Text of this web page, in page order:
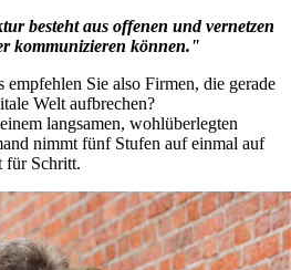
besteht aus offenen und vernetzen
kommunizieren können."
empfehlen Sie also Firmen, die gerade
Welt aufbrechen?
langsamen, wohlüberlegten
nimmt fünf Stufen auf einmal auf
für Schritt.